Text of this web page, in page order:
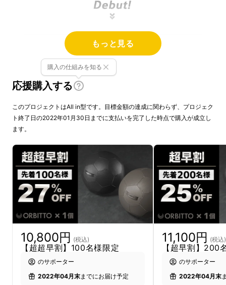
ORBITTO CHAIR
OR de BIT(オーデビット）orbit（軌道）を元
に、de（フランス語のof）を入れたネーミン
グ。「惑星を修道するように穏やかにボールを
使い、健康へと導かれる」というニュアンスを
持つネーミングです。
もっと見る
応援購入する
購入の仕組みを知る
このプロジェクトはAll in型です。目標金額の達成に関わらず、プロジェク
ト終了日の2022年01月30日までに支払いを完了した時点で購入が成立し
ます。
10,800円 (税込)
【超超早割】100名様限定
のサポーター
2022年04月末までにお届け予定
11,100円 (税込)
【超早割】200
のサポーター
2022年04月末